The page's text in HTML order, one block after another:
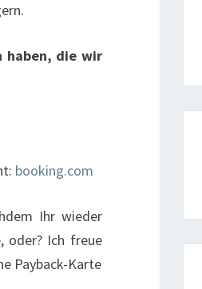
haben, die wir
booking.com
Ihr wieder
oder? Ich freue
Payback-Karte